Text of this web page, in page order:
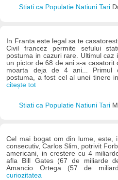
Stiati ca Populatie Natiuni Tari
In Franta este legal sa te
Civil francez permite sefului
postuma in cazuri rare. Ultimul caz
un pictor de 68 de ani s-a casatorit
moarta deja de 4 ani... Primul
postuma, a fost cel al unei tinere
citește tot
Stiati ca Populatie Natiuni Tari
Cel mai bogat om din lume, este,
consecutiv, Carlos Slim, potrivit
americani, in crestere cu 4
afla Bill Gates (67 de miliarde
Amancio Ortega (57 de
curiozitatea